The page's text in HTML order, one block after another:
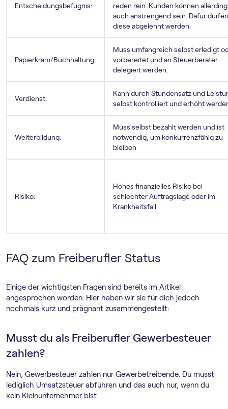
Entscheidungsbefugnis:
reden rein. Kunden können
auch anstrengend sein. Dafür dürfen
diese abgelehnt werden.
Papierkram/Buchhaltung:
Muss umfangreich selbst erledigt
vorbereitet und an Steuerberater
delegiert werden.
Verdienst:
Kann durch Stundensatz und
selbst kontrolliert und erhöht
Weiterbildung:
Muss selbst bezahlt werden und ist
notwendig, um konkurrenzfähig zu
bleiben
Risiko:
Hohes finanzielles Risiko bei
schlechter Auftragslage oder im
Krankheitsfall
FAQ zum Freiberufler Status
Einige der wichtigsten Fragen sind bereits im Artikel
angesprochen worden. Hier haben wir sie für dich jedoch
nochmals kurz und prägnant zusammengestellt:
Musst du als Freiberufler Gewerbesteuer
zahlen?
Nein, Gewerbesteuer zahlen nur Gewerbetreibende. Du musst
lediglich Umsatzsteuer abführen und das auch nur, wenn du
kein Kleinunternehmer bist.